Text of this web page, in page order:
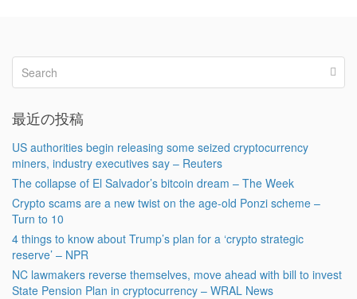
最近の投稿
US authorities begin releasing some seized cryptocurrency
miners, industry executives say – Reuters
The collapse of El Salvador’s bitcoin dream – The Week
Crypto scams are a new twist on the age-old Ponzi scheme –
Turn to 10
4 things to know about Trump’s plan for a ‘crypto strategic
reserve’ – NPR
NC lawmakers reverse themselves, move ahead with bill to invest
State Pension Plan in cryptocurrency – WRAL News